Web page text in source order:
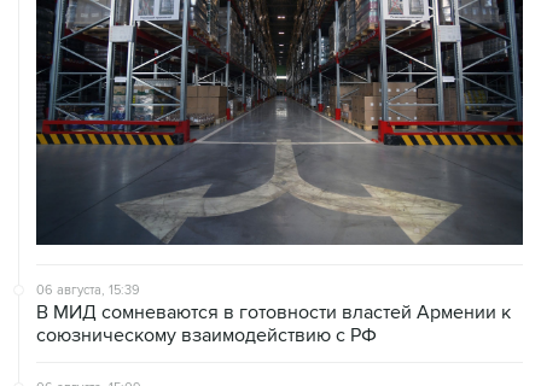
06 августа, 15:39
В МИД сомневаются в готовности властей Армении к
союзническому взаимодействию с РФ